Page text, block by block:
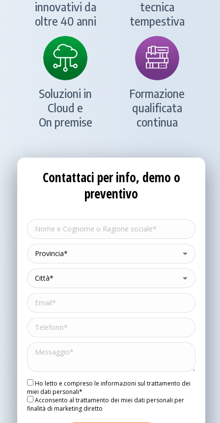
innovativi da
oltre 40 anni
tecnica
tempestiva
Soluzioni in
Cloud e
On premise
Formazione
qualificata
continua
Contattaci per info, demo o
preventivo
Ho letto e compreso le informazioni sul trattamento dei
miei dati personali*
Acconsento al trattamento dei miei dati personali per
finalità di marketing diretto